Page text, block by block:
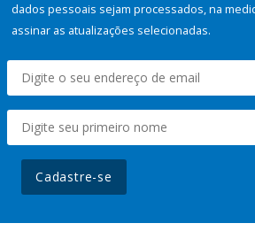
dados pessoais sejam processados, na
assinar as atualizações selecionadas.
Cadastre-se